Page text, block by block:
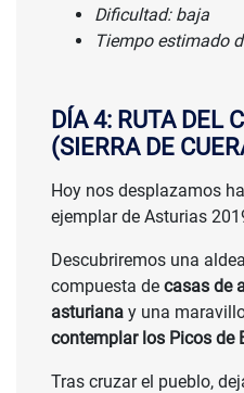
Dificultad: baja
Tiempo estimado
DÍA 4: RUTA DEL
(SIERRA DE
Hoy nos desplazamos
ejemplar de Asturias
Descubriremos una
compuesta de casas de
asturiana y una
contemplar los Picos de
Tras cruzar el pueblo,